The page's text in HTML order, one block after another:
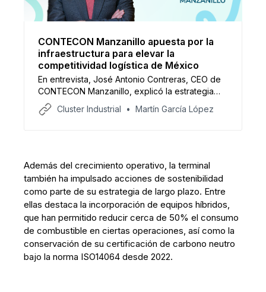
CONTECON Manzanillo apuesta por la
infraestructura para elevar la
competitividad logística de México
En entrevista, José Antonio Contreras, CEO de
CONTECON Manzanillo, explicó la estrategia
logística de la terminal, las inversiones y los
retos que enfrenta México para fortalecer su
Cluster Industrial Martín García López
Además del crecimiento operativo, la terminal
también ha impulsado acciones de sostenibilidad
como parte de su estrategia de largo plazo. Entre
ellas destaca la incorporación de equipos híbridos,
que han permitido reducir cerca de 50% el consumo
de combustible en ciertas operaciones, así como la
conservación de su certificación de carbono neutro
bajo la norma ISO14064 desde 2022.